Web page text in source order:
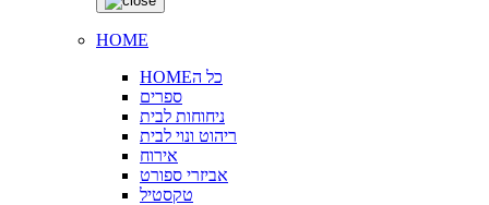
HOME
HOMEכל ה
ספרים
ניחוחות לבית
ריהוט ונוי לבית
אירוח
אביזרי ספורט
טקסטיל